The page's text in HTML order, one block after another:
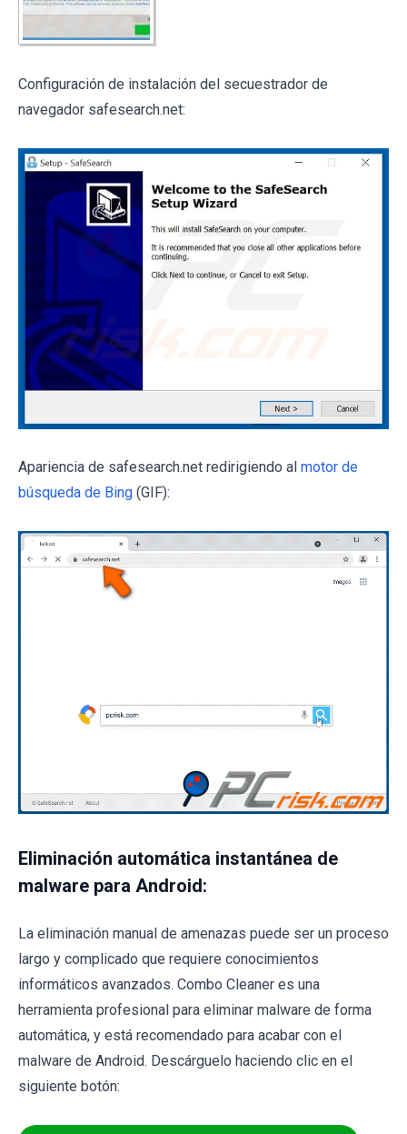
Configuración de instalación del secuestrador de
navegador safesearch.net:
Apariencia de safesearch.net redirigiendo al motor de
búsqueda de Bing (GIF):
Eliminación automática instantánea de
malware para Android:
La eliminación manual de amenazas puede ser un proceso
largo y complicado que requiere conocimientos
informáticos avanzados. Combo Cleaner es una
herramienta profesional para eliminar malware de forma
automática, y está recomendado para acabar con el
malware de Android. Descárguelo haciendo clic en el
siguiente botón: